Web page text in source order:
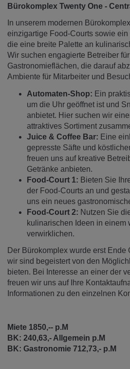
Bürokomplex Twenty One -
In unserem modernen
einzigartige Food-Courts sowie ein
die eine breite Palette an
Wir suchen engagierte Betreiber
Gastronomieflächen, die darauf
Ambiente für Mitarbeiter und
Automaten-Shop: Ein
um die Uhr geöffnet ist und
anbietet. Hier suchen wir
attraktives Sortiment
Juice & Coffee Bar: Eine
gepresste Säfte und
freuen uns auf kreative
Getränke anbieten.
Food-Court 1: Bieten Sie
der Food-Courts an und
uns ein neues
Food-Court 2: Nutzen Sie
kulinarischen Ideen in einem
verwirklichen.
Der Bürokomplex wurde erst Ende
wir sind begeistert von den
bieten. Bei Interesse an einer der
freuen wir uns auf Ihre
Informationen zu den einzelnen
Miete 1850,-- p.M
BK: 240,63,- Allgemein p.M
BK: Gastronomie 712,73,- p.M